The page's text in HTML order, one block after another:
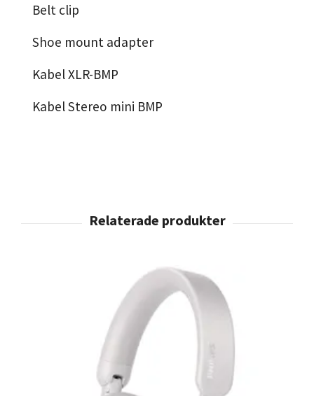
Belt clip
Shoe mount adapter
Kabel XLR-BMP
Kabel Stereo mini BMP